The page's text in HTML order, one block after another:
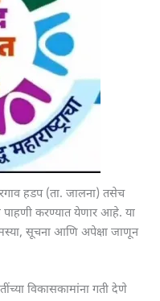
हडप (ता. जालना) तसेच
पाहणी करण्यात येणार आहे. या
सूचना आणि अपेक्षा जाणून
विकासकामांना गती देणे